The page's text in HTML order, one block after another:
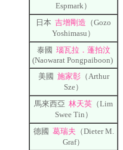
Espmark）
日本 吉增剛造 （Gozo
Yoshimasu）
泰國 瑙瓦拉．蓬拍汶
(Naowarat Pongpaiboon)
美國 施家彰（Arthur
Sze）
馬來西亞 林天英 （Lim
Swee Tin）
德國 葛瑞夫 （Dieter M.
Graf）